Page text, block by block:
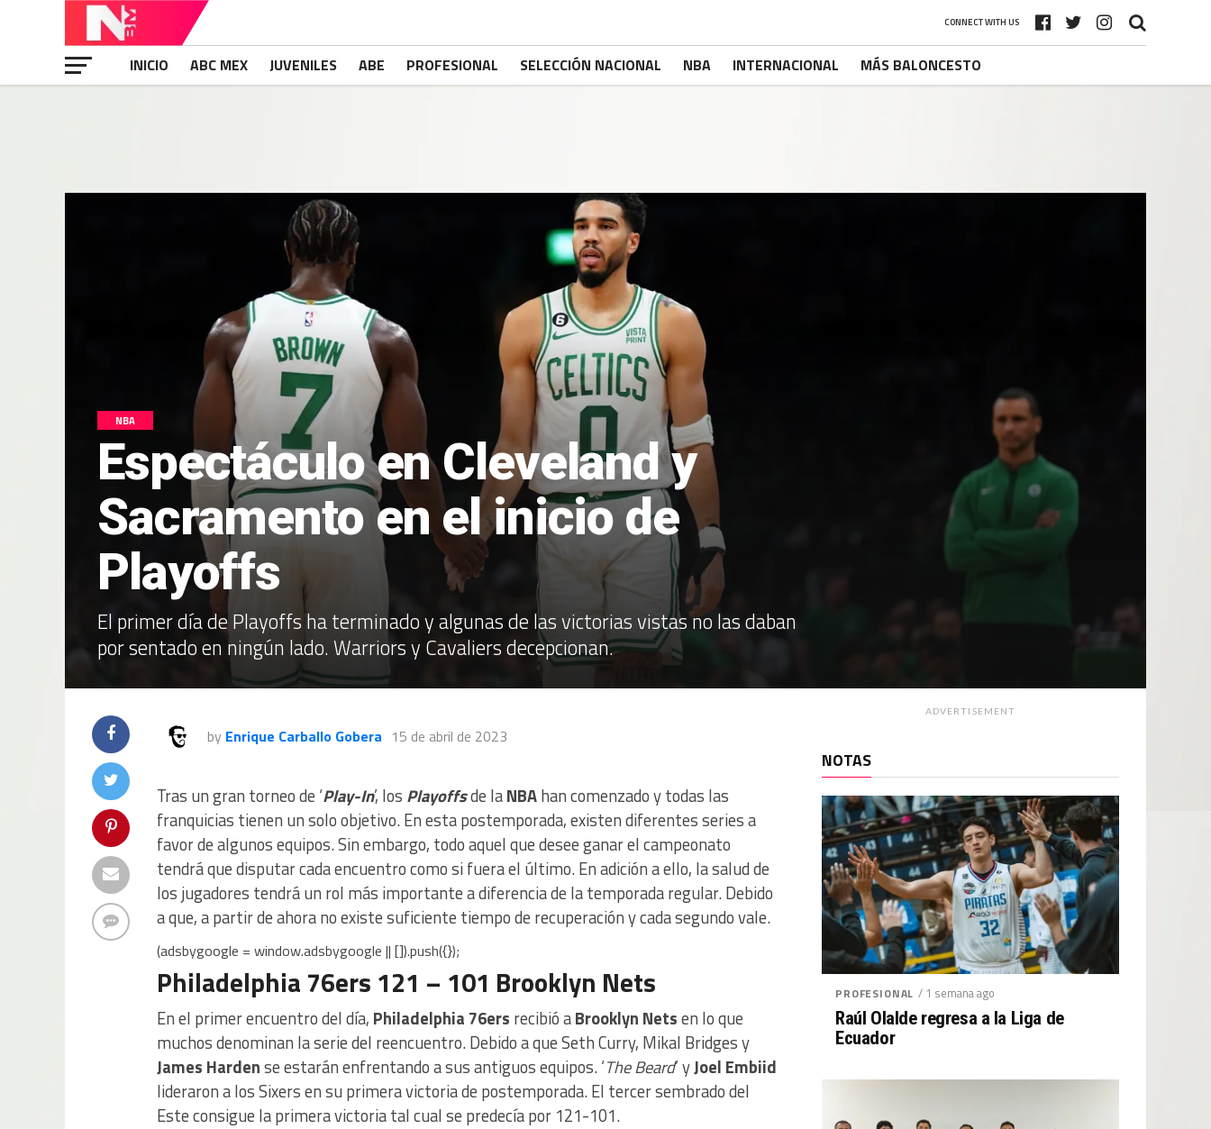
CONNECT WITH US
INICIO ABC MEX JUVENILES ABE PROFESIONAL SELECCIÓN NACIONAL NBA INTERNACIONAL MÁS BALONCESTO
NBA
Espectáculo en Cleveland y
Sacramento en el inicio de
Playoffs
El primer día de Playoffs ha terminado y algunas de las victorias vistas no las daban
por sentado en ningún lado. Warriors y Cavaliers decepcionan.
by Enrique Carballo Gobera 15 de abril de 2023
Tras un gran torneo de ‘Play-In’, los Playoffsde laNBAhan comenzado y todas las
franquicias tienen un solo objetivo. En esta postemporada, existen diferentes series a
favor de algunos equipos. Sin embargo, todo aquel que desee ganar el campeonato
tendrá que disputar cada encuentro como si fuera el último. En adición a ello, la salud de
los jugadores tendrá un rol más importante a diferencia de la temporada regular. Debido
a que, a partir de ahora no existe suficiente tiempo de recuperación y cada segundo vale.
(adsbygoogle = window.adsbygoogle || []).push({});
Philadelphia 76ers 121 – 101 Brooklyn Nets
En el primer encuentro del día, Philadelphia 76ers recibió aBrooklyn Netsen lo que
muchos denominan la serie del reencuentro. Debido a que Seth Curry, Mikal Bridges y
James Hardense estarán enfrentando a sus antiguos equipos. ‘The Beard’ yJoel Embiid
lideraron a los Sixers en su primera victoria de postemporada. El tercer sembrado del
Este consigue la primera victoria tal cual se predecía por 121-101.
ADVERTISEMENT
NOTAS
PROFESIONAL / 1 semana ago
Raúl Olalde regresa a la Liga de
Ecuador